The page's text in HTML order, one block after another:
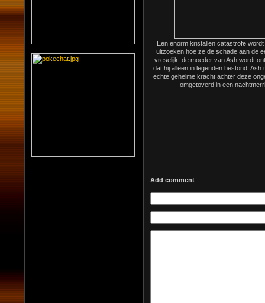
Een enorm kristallen catastrofe
uitzoeken hoe ze de schade aan de
vreselijk: de moeder van Ash wordt
dat hij alleen in legenden bestond.
echte geheime kracht achter deze
omgetoverd in een
Add comment